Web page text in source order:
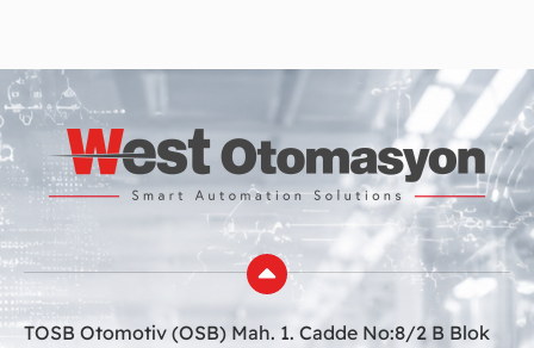
TOSB Otomotiv (OSB) Mah. 1. Cadde No:8/2 B Blok